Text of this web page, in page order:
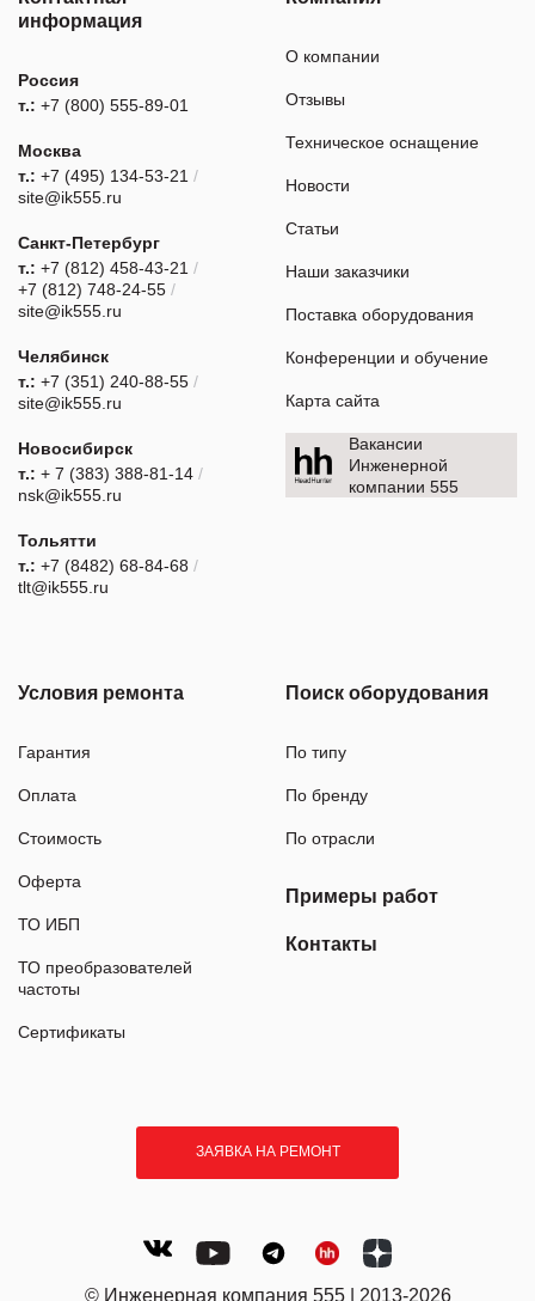
информация
Россия
т.: +7 (800) 555-89-01
Москва
т.: +7 (495) 134-53-21 /
site@ik555.ru
Санкт-Петербург
т.: +7 (812) 458-43-21 /
+7 (812) 748-24-55 /
site@ik555.ru
Челябинск
т.: +7 (351) 240-88-55 /
site@ik555.ru
Новосибирск
т.: + 7 (383) 388-81-14 /
nsk@ik555.ru
Тольятти
т.: +7 (8482) 68-84-68 /
tlt@ik555.ru
О компании
Отзывы
Техническое оснащение
Новости
Статьи
Наши заказчики
Поставка оборудования
Конференции и обучение
Карта сайта
Вакансии
Инженерной
компании 555
Условия ремонта
Гарантия
Оплата
Стоимость
Оферта
ТО ИБП
ТО преобразователей
частоты
Сертификаты
Поиск оборудования
По типу
По бренду
По отрасли
Примеры работ
Контакты
ЗАЯВКА НА РЕМОНТ
© Инженерная компания 555 | 2013-2026